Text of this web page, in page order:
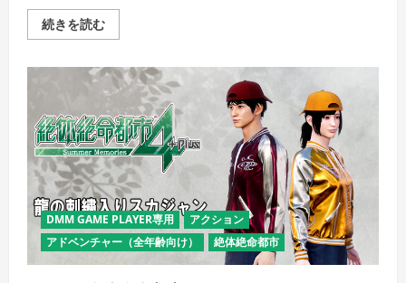
続きを読む＜
DLC
体
絶
命
都
市
4Plus
―Summer
Memories―
無
料
コ
ス
チ
ュ
ー
ム
DMM GAME PLAYER専用
アクション
アドベンチャー（全年齢向け）
絶体絶命都市